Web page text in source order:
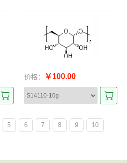
价格： ￥100.00
5 6 7 8 9 10